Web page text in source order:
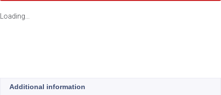
Loading...
Additional information